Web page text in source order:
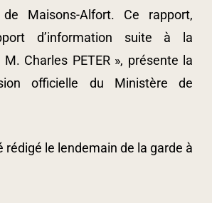
de Maisons-Alfort. Ce rapport,
d’information suite à la
Charles PETER », présente la
officielle du Ministère de
rédigé le lendemain de la garde à